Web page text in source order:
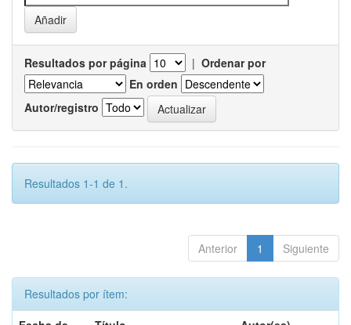
Resultados por página | Ordenar por
En orden
Autor/registro
Resultados 1-1 de 1.
Anterior 1 Siguiente
Resultados por ítem: